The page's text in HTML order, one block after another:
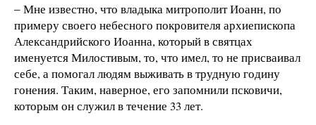
‒ Мне известно, что владыка митрополит Иоанн, по
примеру своего небесного покровителя архиепископа
Александрийского Иоанна, который в святцах
именуется Милостивым, то, что имел, то не присваивал
себе, а помогал людям выживать в трудную годину
гонения. Таким, наверное, его запомнили псковичи,
которым он служил в течение 33 лет.